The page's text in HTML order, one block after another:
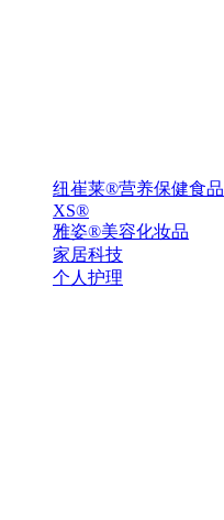
纽崔莱®营养保健食品
XS®
雅姿®美容化妆品
家居科技
个人护理